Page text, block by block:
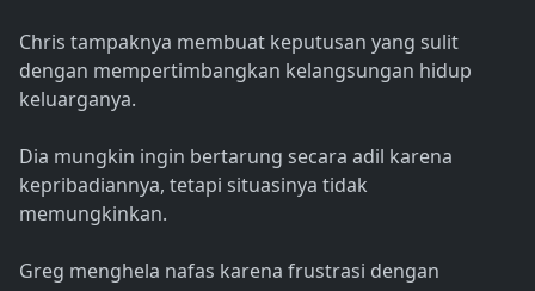
Chris tampaknya membuat keputusan yang sulit
dengan mempertimbangkan kelangsungan hidup
keluarganya.
Dia mungkin ingin bertarung secara adil karena
kepribadiannya, tetapi situasinya tidak
memungkinkan.
Greg menghela nafas karena frustrasi dengan